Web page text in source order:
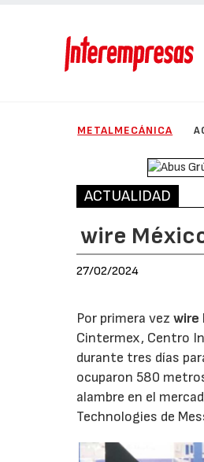
METALMECÁNICA
ACTUALIDAD
wire
27/02/2024
Por primera vezwire
Cintermex, Centro
durante tres días
ocuparon 580
alambre en el
Technologies de